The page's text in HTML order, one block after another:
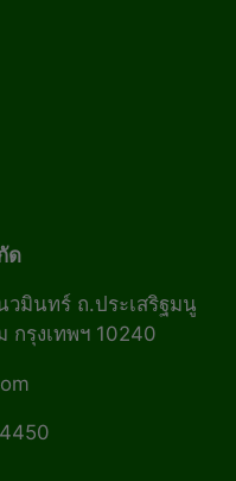
ด
มินทร์ ถ.ประเสริฐมนู
กรุงเทพฯ 10240